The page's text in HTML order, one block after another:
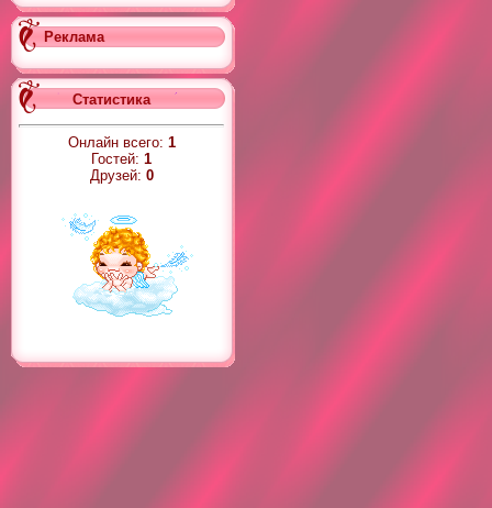
Реклама
Статистика
Онлайн всего: 1
Гостей: 1
Друзей: 0